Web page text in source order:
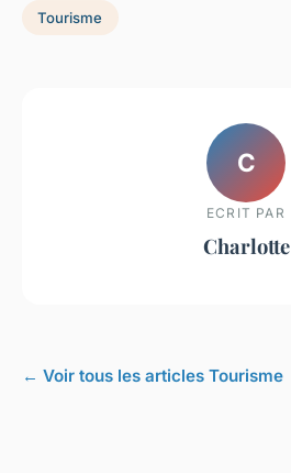
Tourisme
C
ECRIT PAR
Charlotte
← Voir tous les articles Tourisme